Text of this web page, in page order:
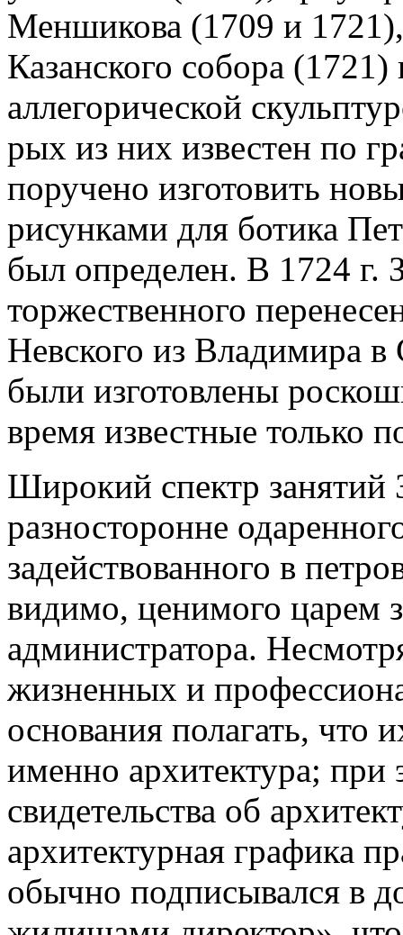
Меншикова (1709 и
Казанского собора
аллегорической
рых из них известен по
поручено изготовить
рисунками для ботика
был определен. В 1724 г.
торжественного
Невского из Владимира
были изготовлены
время известные только
Широкий спектр занятий
разносторонне
задействованного в
видимо, ценимого царем
администратора.
жизненных и
основания полагать, что
именно архитектура; при
свидетельства об
архитектурная графика
обычно подписывался в